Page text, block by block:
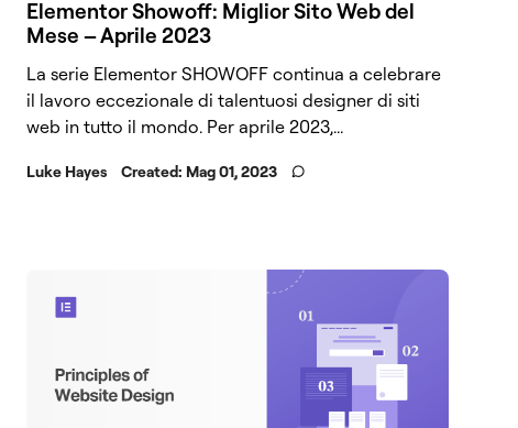
Elementor Showoff: Miglior Sito Web del
Mese – Aprile 2023
La serie Elementor SHOWOFF continua a celebrare
il lavoro eccezionale di talentuosi designer di siti
web in tutto il mondo. Per aprile 2023,...
Luke Hayes Created: Mag 01, 2023